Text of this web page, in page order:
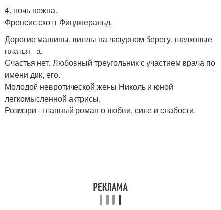
4. ночь нежна.
Френсис скотт Фицджеральд.
Дорогие машины, виллы на лазурном берегу, шелковые
платья - а.
Счастья нет. Любовный треугольник с участием врача по
имени дик, его.
Молодой невротической жены Николь и юной
легкомысленной актрисы.
Розмэри - главный роман о любви, силе и слабости.